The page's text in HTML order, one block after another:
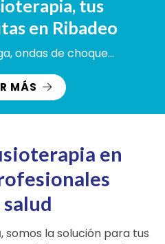
tus
en Ribadeo
ondas de choque...
MÁS
en
, somos la solución para tus